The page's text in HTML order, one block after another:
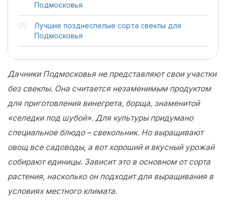
Подмосковья
Лучшие позднеспелые сорта свеклы для
Подмосковья
Дачники Подмосковья не представляют свои участки
без свеклы. Она считается незаменимым продуктом
для приготовления винегрета, борща, знаменитой
«селедки под шубой». Для культуры придумано
специальное блюдо – свекольник. Но выращивают
овощ все садоводы, а вот хороший и вкусный урожай
собирают единицы. Зависит это в основном от сорта
растения, насколько он подходит для выращивания в
условиях местного климата.